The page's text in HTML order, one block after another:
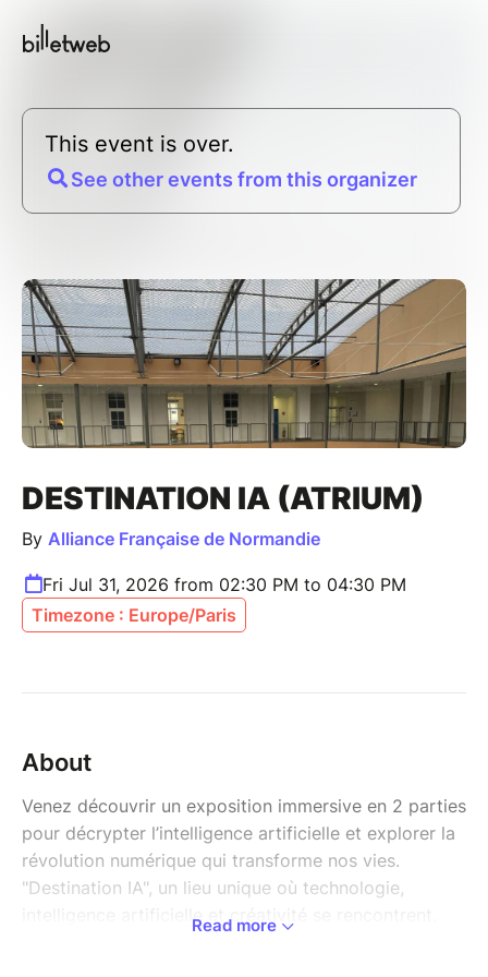
This event is over.
See other events from this organizer
DESTINATION IA (ATRIUM)
By Alliance Française de Normandie
Fri Jul 31, 2026 from 02:30 PM to 04:30 PM
Timezone : Europe/Paris
About
Venez découvrir un exposition immersive en 2 parties
pour décrypter l’intelligence artificielle et explorer la
révolution numérique qui transforme nos vies.
"Destination IA", un lieu unique où technologie,
intelligence artificielle et créativité se rencontrent.
Read more